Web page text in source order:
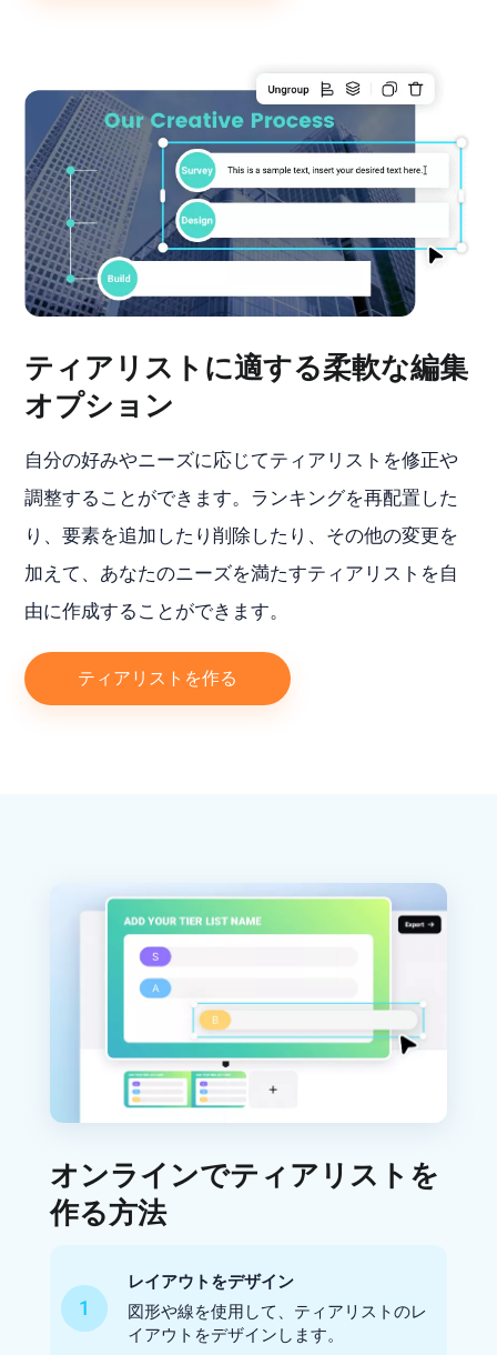
ティアリストに適する柔軟な編集
オプション
自分の好みやニーズに応じてティアリストを修正や
調整することができます。ランキングを再配置した
り、要素を追加したり削除したり、その他の変更を
加えて、あなたのニーズを満たすティアリストを自
由に作成することができます。
ティアリストを作る
オンラインでティアリストを
作る方法
1
レイアウトをデザイン
図形や線を使用して、ティアリストのレ
イアウトをデザインします。